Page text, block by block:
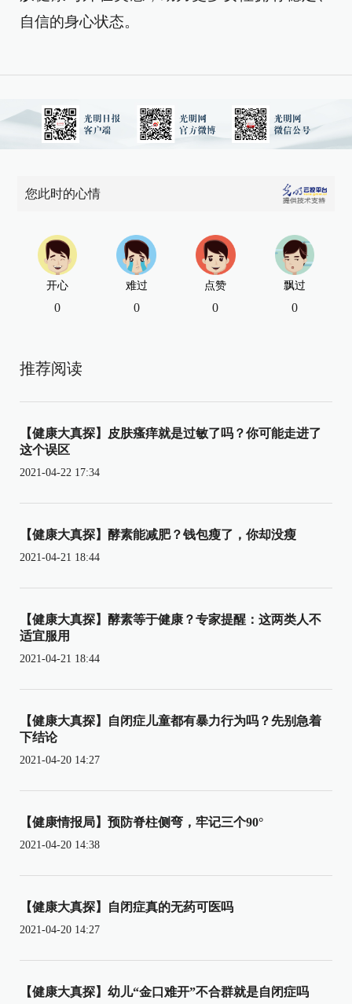
自信的身心状态。
您此时的心情
开心
0
难过
0
点赞
0
飘过
0
推荐阅读
【健康大真探】皮肤瘙痒就是过敏了吗？你可能走进了
这个误区
2021-04-22 17:34
【健康大真探】酵素能减肥？钱包瘦了，你却没瘦
2021-04-21 18:44
【健康大真探】酵素等于健康？专家提醒：这两类人不
适宜服用
2021-04-21 18:44
【健康大真探】自闭症儿童都有暴力行为吗？先别急着
下结论
2021-04-20 14:27
【健康情报局】预防脊柱侧弯，牢记三个90°
2021-04-20 14:38
【健康大真探】自闭症真的无药可医吗
2021-04-20 14:27
【健康大真探】幼儿“金口难开”不合群就是自闭症吗